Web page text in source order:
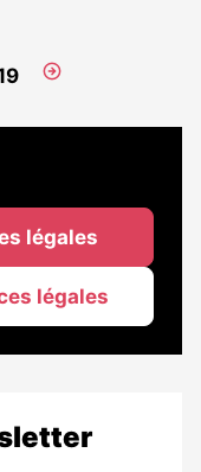
Page
légales
légales